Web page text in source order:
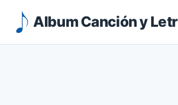
Album Canción y